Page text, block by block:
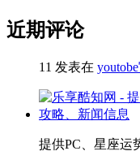
近期评论
11 发表在
提供PC、星座运